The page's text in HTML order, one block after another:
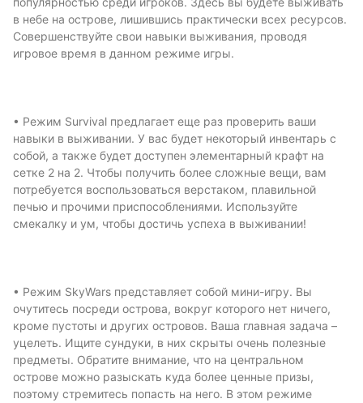
в небе на острове, лишившись практически всех ресурсов.
Совершенствуйте свои навыки выживания, проводя
игровое время в данном режиме игры.
• Режим Survival предлагает еще раз проверить ваши
навыки в выживании. У вас будет некоторый инвентарь с
собой, а также будет доступен элементарный крафт на
сетке 2 на 2. Чтобы получить более сложные вещи, вам
потребуется воспользоваться верстаком, плавильной
печью и прочими приспособлениями. Используйте
смекалку и ум, чтобы достичь успеха в выживании!
• Режим SkyWars представляет собой мини-игру. Вы
очутитесь посреди острова, вокруг которого нет ничего,
кроме пустоты и других островов. Ваша главная задача –
уцелеть. Ищите сундуки, в них скрыты очень полезные
предметы. Обратите внимание, что на центральном
острове можно разыскать куда более ценные призы,
поэтому стремитесь попасть на него. В этом режиме